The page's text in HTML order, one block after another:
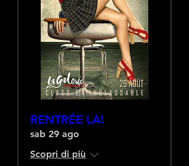
RENTRÉE LA!
sab 29 ago
Scopri di più